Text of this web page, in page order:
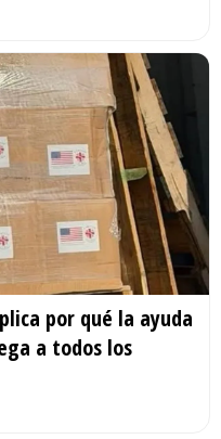
por qué la ayuda
a todos los